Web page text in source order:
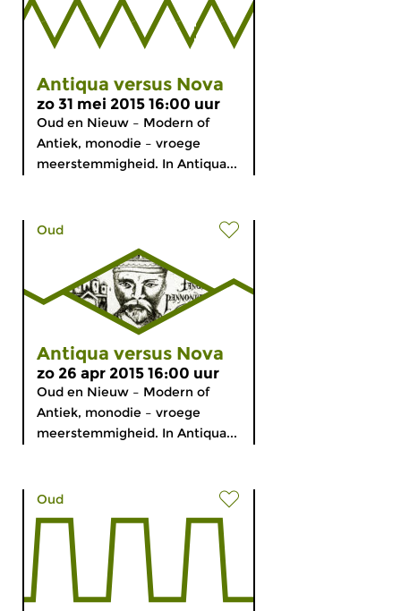
Antiqua versus Nova
zo 31 mei 2015 16:00 uur
Oud en Nieuw – Modern of
Antiek, monodie – vroege
meerstemmigheid. In Antiqua...
Oud
Antiqua versus Nova
zo 26 apr 2015 16:00 uur
Oud en Nieuw – Modern of
Antiek, monodie – vroege
meerstemmigheid. In Antiqua...
Oud